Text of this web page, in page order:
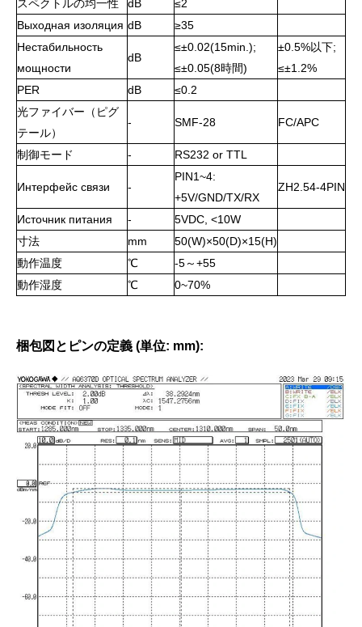
スペクトルの均一性 dB
≤2
Выходная изоляция dB
≥35
Нестабильность
мощности
dB
≤±0.02(15min.);
≤±0.05(8時間)
±0.5%以下;
≤±1.2%
PER
dB
≤0.2
光ファイバー（ピグ
テール）
- SMF-28 FC/APC
制御モード - RS232 or TTL
Интерфейс связи -
PIN1~4:
+5V/GND/TX/RX
ZH2.54-4PIN
Источник питания -
5VDC, <10W
寸法
mm
50(W)×50(D)×15(H)
動作温度
℃
-5～+55
動作湿度
℃ 0~70%
梱包図とピンの定義 (単位: mm):